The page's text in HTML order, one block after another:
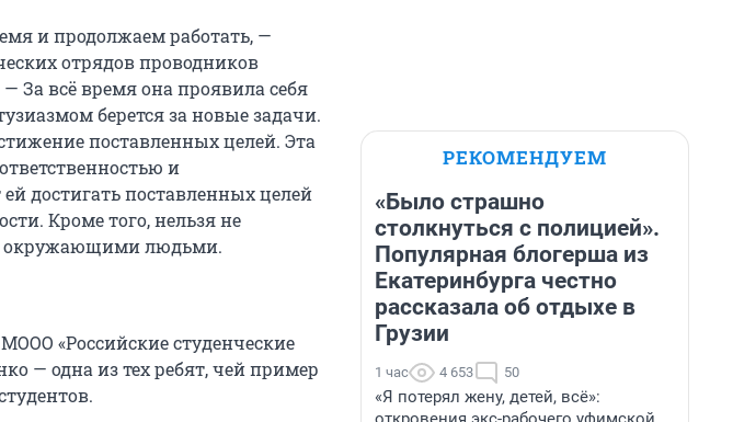
и продолжаем работать, —
отрядов проводников
За всё время она проявила себя
берется за новые задачи.
поставленных целей. Эта
и
достигать поставленных целей
Кроме того, нельзя не
окружающими людьми.
«Российские студенческие
— одна из тех ребят, чей пример
РЕКОМЕНДУЕМ
«Было страшно
столкнуться с полицией».
Популярная блогерша из
Екатеринбурга честно
рассказала об отдыхе в
Грузии
1 час 4 653 50
«Я потерял жену, детей, всё»: